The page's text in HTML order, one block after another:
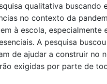
qualitativa buscando
no contexto da
à escola, especialmente
A pesquisa
de ajudar a construir no
exigidas por parte de